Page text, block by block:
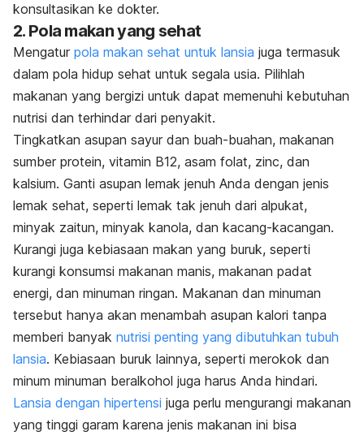
konsultasikan ke dokter.
2. Pola makan yang sehat
Mengatur pola makan sehat untuk lansia juga termasuk
dalam pola hidup sehat untuk segala usia. Pilihlah
makanan yang bergizi untuk dapat memenuhi kebutuhan
nutrisi dan terhindar dari penyakit.
Tingkatkan asupan sayur dan buah-buahan, makanan
sumber protein, vitamin B12, asam folat, zinc, dan
kalsium. Ganti asupan lemak jenuh Anda dengan jenis
lemak sehat, seperti lemak tak jenuh dari alpukat,
minyak zaitun, minyak kanola, dan kacang-kacangan.
Kurangi juga kebiasaan makan yang buruk, seperti
kurangi konsumsi makanan manis, makanan padat
energi, dan minuman ringan. Makanan dan minuman
tersebut hanya akan menambah asupan kalori tanpa
memberi banyak nutrisi penting yang dibutuhkan tubuh
lansia. Kebiasaan buruk lainnya, seperti merokok dan
minum minuman beralkohol juga harus Anda hindari.
Lansia dengan hipertensi juga perlu mengurangi makanan
yang tinggi garam karena jenis makanan ini bisa